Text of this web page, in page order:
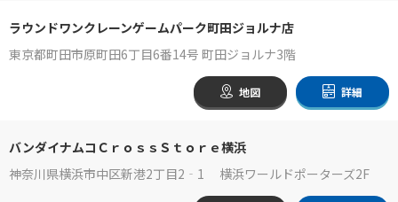
ラウンドワンクレーンゲームパーク町田ジョルナ店
東京都町田市原町田6丁目6番14号 町田ジョルナ3階
地図 詳細
バンダイナムコＣｒｏｓｓＳｔｏｒｅ横浜
神奈川県横浜市中区新港2丁目2‐1 横浜ワールドポーターズ2F